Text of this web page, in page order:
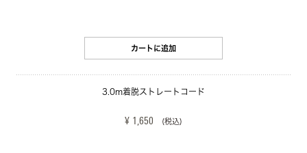
カートに追加
3.0m着脱ストレートコード
¥ 1,650 (税込)